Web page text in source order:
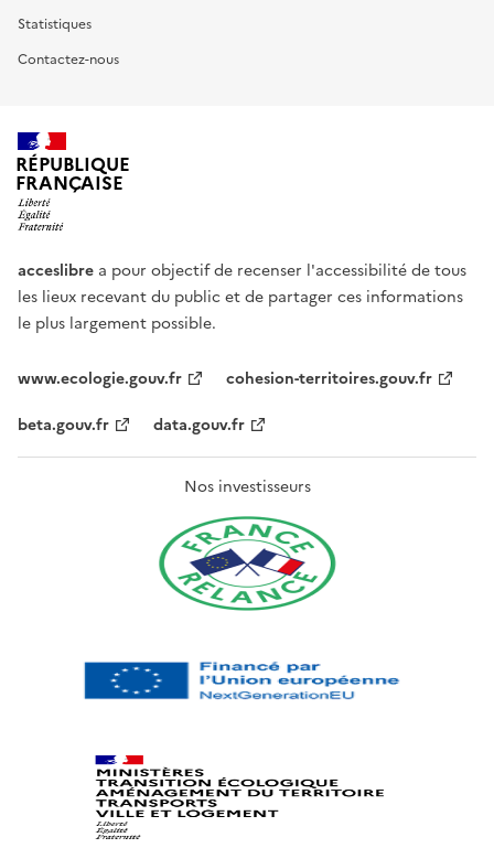
Statistiques
Contactez-nous
RÉPUBLIQUE
FRANÇAISE
acceslibre a pour objectif de recenser l'accessibilité de tous
les lieux recevant du public et de partager ces informations
le plus largement possible.
www.ecologie.gouv.fr
cohesion-territoires.gouv.fr
beta.gouv.fr
data.gouv.fr
Nos investisseurs